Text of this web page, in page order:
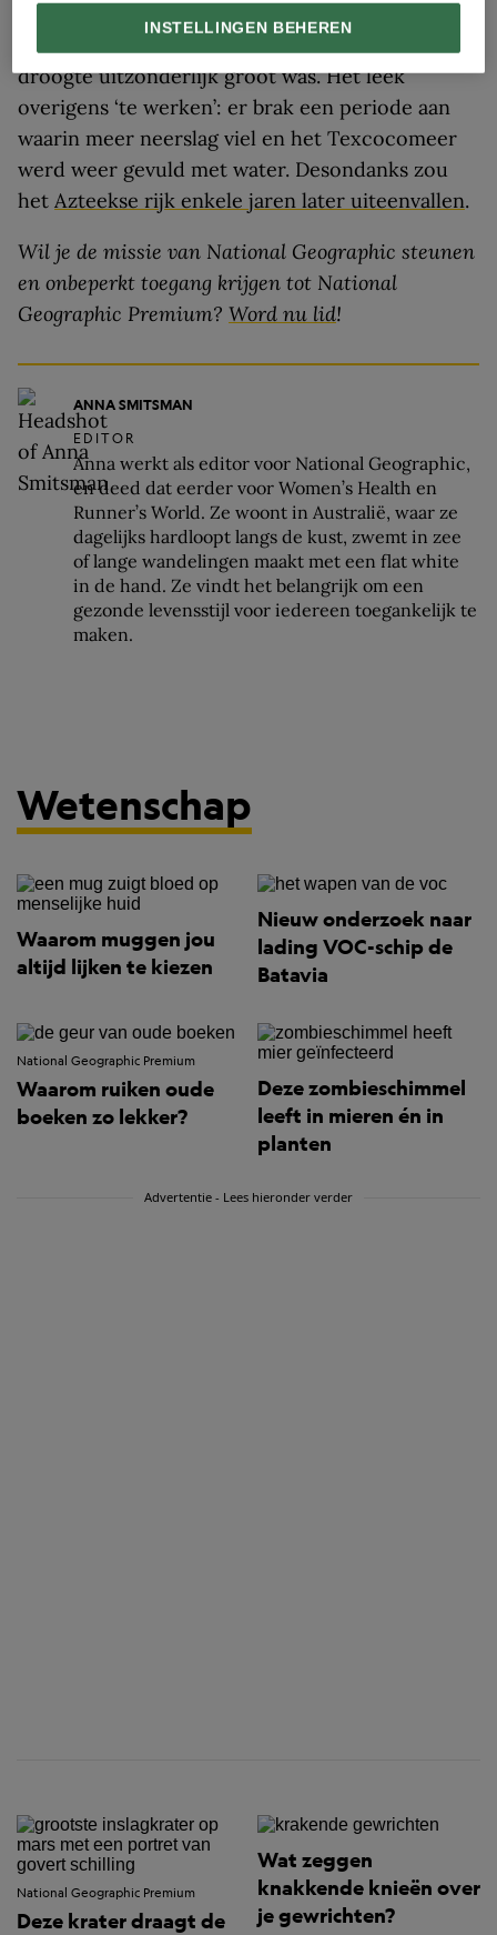
Daaruit valt op te maken dat de impact van de
droogte uitzonderlijk groot was. Het leek
overigens ‘te werken’: er brak een periode aan
waarin meer neerslag viel en het Texcocomeer
werd weer gevuld met water. Desondanks zou
het Azteekse rijk enkele jaren later uiteenvallen.
Wil je de missie van National Geographic steunen
en onbeperkt toegang krijgen tot National
Geographic Premium? Word nu lid!
ANNA SMITSMAN
EDITOR
Anna werkt als editor voor National Geographic,
en deed dat eerder voor Women’s Health en
Runner’s World. Ze woont in Australië, waar ze
dagelijks hardloopt langs de kust, zwemt in zee
of lange wandelingen maakt met een flat white
in de hand. Ze vindt het belangrijk om een
gezonde levensstijl voor iedereen toegankelijk te
maken.
Wetenschap
Waarom muggen jou
altijd lijken te kiezen
Nieuw onderzoek naar
lading VOC-schip de
Batavia
National Geographic Premium
Waarom ruiken oude
boeken zo lekker?
Deze zombieschimmel
leeft in mieren én in
planten
Advertentie - Lees hieronder verder
National Geographic Premium
Deze krater draagt de
Wat zeggen
knakkende knieën over
je gewrichten?
INSTELLINGEN BEHEREN